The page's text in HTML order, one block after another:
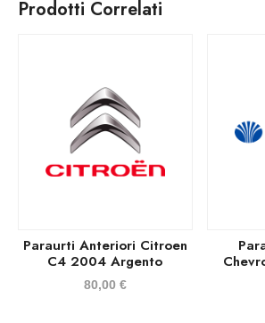
Prodotti Correlati
Paraurti Anteriori Citroen
C4 2004 Argento
80,00 €